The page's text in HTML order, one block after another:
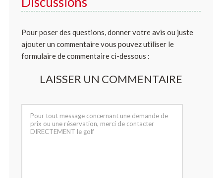
Pour poser des questions, donner votre avis ou juste
ajouter un commentaire vous pouvez utiliser le
formulaire de commentaire ci-dessous :
LAISSER UN COMMENTAIRE